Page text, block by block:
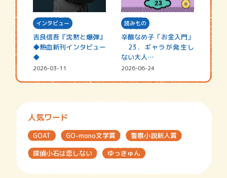
インタビュー
吉良信吾『沈黙と爆弾』
◆熱血新刊インタビュー
◆
2026-03-11
読みもの
辛酸なめ子「お金入門」
23．ギャラが発生し
ない大人…
2026-06-24
人気ワード
GOAT GO-mono文学賞
警察小説新人賞
探偵小石は恋しない
ゆっきゅん